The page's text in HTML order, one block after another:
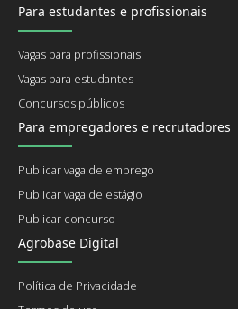
Para estudantes e profissionais
Vagas para profissionais
Vagas para estudantes
Concursos públicos
Para empregadores e recrutadores
Publicar vaga de emprego
Publicar vaga de estágio
Publicar concurso
Agrobase Digital
Política de Privacidade